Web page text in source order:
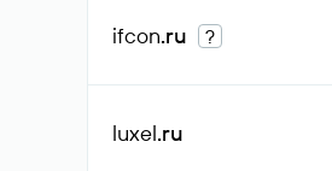
ifcon.ru ?
luxel.ru